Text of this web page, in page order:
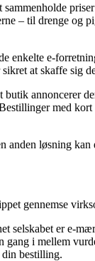
– til drenge
enkelte e-
at skaffe sig
annoncerer
med
anden løsning
gennemse
selskabet er e-
i mellem
din bestilling.